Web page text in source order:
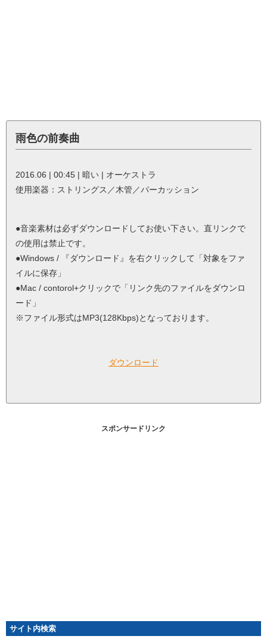
雨色の前奏曲
2016.06 | 00:45 | 暗い | オーケストラ
使用楽器：ストリングス／木管／パーカッション
●音楽素材は必ずダウンロードしてお使い下さい。直リンクで
の使用は禁止です。
●Windows / 『ダウンロード』を右クリックして「対象をファ
イルに保存」
●Mac / contorol+クリックで「リンク先のファイルをダウンロ
ード」
※ファイル形式はMP3(128Kbps)となっております。
ダウンロード
スポンサードリンク
サイト内検索